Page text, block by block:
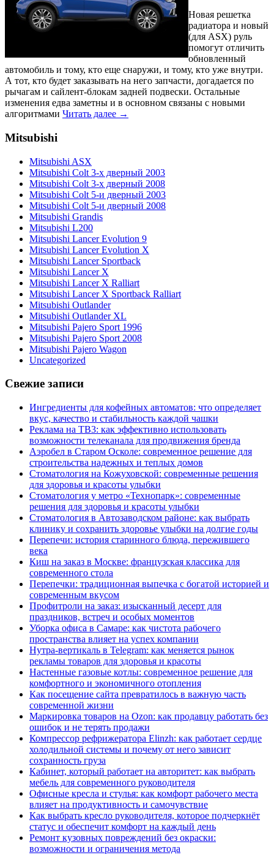
Новая решетка
радиатора и новый
(для ASX) руль
помогут отличить
обновленный
автомобиль и тому, кто еще снаружи, и тому, кто уже внутри.
А тот, кто будет заказывать на него запчасти, догадается по
рычагам и сайлент-­блокам задней подвески. Остальные
изменения едва заметны и в основном связаны с новыми
алгоритмами Читать далее →
Mitsubishi
Mitsubishi ASX
Mitsubishi Colt 3-х дверный 2003
Mitsubishi Colt 3-х дверный 2008
Mitsubishi Colt 5-и дверный 2003
Mitsubishi Colt 5-и дверный 2008
Mitsubishi Grandis
Mitsubishi L200
Mitsubishi Lancer Evolution 9
Mitsubishi Lancer Evolution X
Mitsubishi Lancer Sportback
Mitsubishi Lancer X
Mitsubishi Lancer X Ralliart
Mitsubishi Lancer X Sportback Ralliart
Mitsubishi Outlander
Mitsubishi Outlander XL
Mitsubishi Pajero Sport 1996
Mitsubishi Pajero Sport 2008
Mitsubishi Pajero Wagon
Uncategorized
Свежие записи
Ингредиенты для кофейных автоматов: что определяет
вкус, качество и стабильность каждой чашки
Реклама на ТВ3: как эффективно использовать
возможности телеканала для продвижения бренда
Аэробел в Старом Осколе: современное решение для
строительства надежных и теплых домов
Стоматология на Кожуховской: современные решения
для здоровья и красоты улыбки
Стоматология у метро «Технопарк»: современные
решения для здоровья и красоты улыбки
Стоматология в Автозаводском районе: как выбрать
клинику и сохранить здоровье улыбки на долгие годы
Перепечи: история старинного блюда, пережившего
века
Киш на заказ в Москве: французская классика для
современного стола
Перепечки: традиционная выпечка с богатой историей и
современным вкусом
Профитроли на заказ: изысканный десерт для
праздников, встреч и особых моментов
Уборка офиса в Самаре: как чистота рабочего
пространства влияет на успех компании
Нутра-вертикаль в Telegram: как меняется рынок
рекламы товаров для здоровья и красоты
Настенные газовые котлы: современное решение для
комфортного и экономичного отопления
Как посещение сайта превратилось в важную часть
современной жизни
Маркировка товаров на Ozon: как продавцу работать без
ошибок и не терять продажи
Компрессор рефрижератора Elinzh: как работает сердце
холодильной системы и почему от него зависит
сохранность груза
Кабинет, который работает на авторитет: как выбрать
мебель для современного руководителя
Офисные кресла и стулья: как комфорт рабочего места
влияет на продуктивность и самочувствие
Как выбрать кресло руководителя, которое подчеркнёт
статус и обеспечит комфорт на каждый день
Ремонт кузовных повреждений без окраски:
возможности и ограничения метода